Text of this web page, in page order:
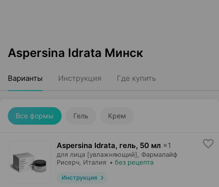
Aspersina Idrata Минск
Варианты Инструкция Где купить
Все формы Гель Крем
Aspersina Idrata, гель, 50 мл ×1
для лица [увлажняющий],
Фармалайф
Рисерч , Италия • без рецепта
Инструкция